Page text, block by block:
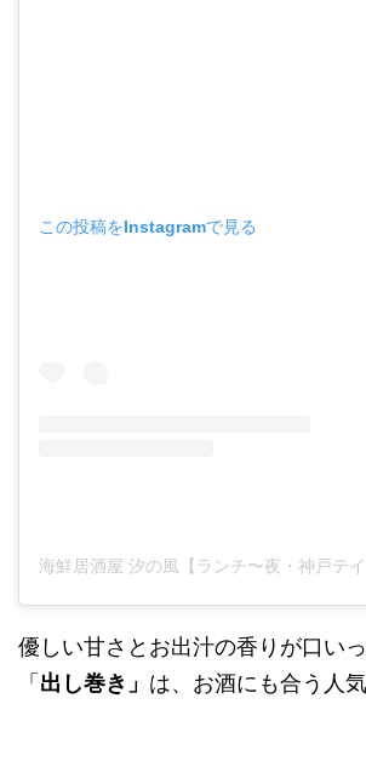
この投稿をInstagramで見る
優しい甘さとお出汁の香りが口い
「 出し巻き」 は、お酒にも合う人